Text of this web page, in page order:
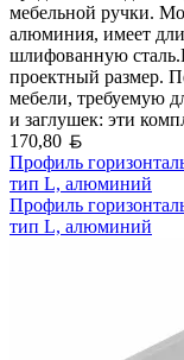
мебельной ручки.
алюминия, имеет
шлифованную
проектный размер.
мебели, требуемую
и заглушек: эти
170,80
Профиль
тип L, алюминий
Профиль
тип L, алюминий